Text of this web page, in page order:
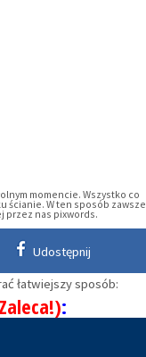
momencie. Wszystko co
ścianie. W ten sposób zawsze
przez nas pixwords.
Udostępnij
łatwiejszy sposób:
: